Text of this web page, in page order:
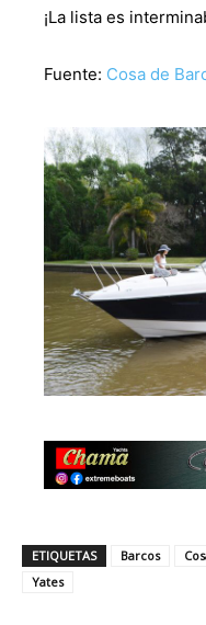
¡La lista es
Fuente: Cosa de
ETIQUETAS Barcos
Yates